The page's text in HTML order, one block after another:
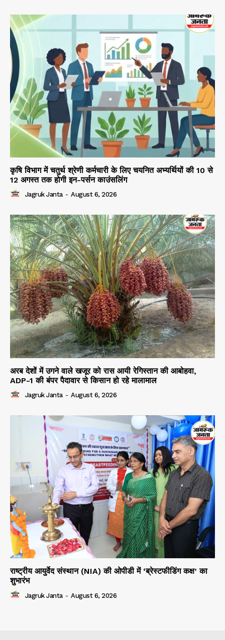
कृषि विभाग में चतुर्थ श्रेणी कर्मचारी के लिए चयनित अभ्यर्थियों की 10 से
12 अगस्त तक होगी इन-पर्सन काउंसलिंग
Jagruk Janta - August 6, 2026
अरब देशों में उगने वाले खजूर को रास आयी रेगिस्तान की आबोहवा,
ADP-1 की बंपर पैदावार से किसान हो रहे मालामाल
Jagruk Janta - August 6, 2026
राष्ट्रीय आयुर्वेद संस्थान (NIA) की ओपीडी में ‘ब्रेस्टफीडिंग कक्ष’ का
शुभारंभ
Jagruk Janta - August 6, 2026